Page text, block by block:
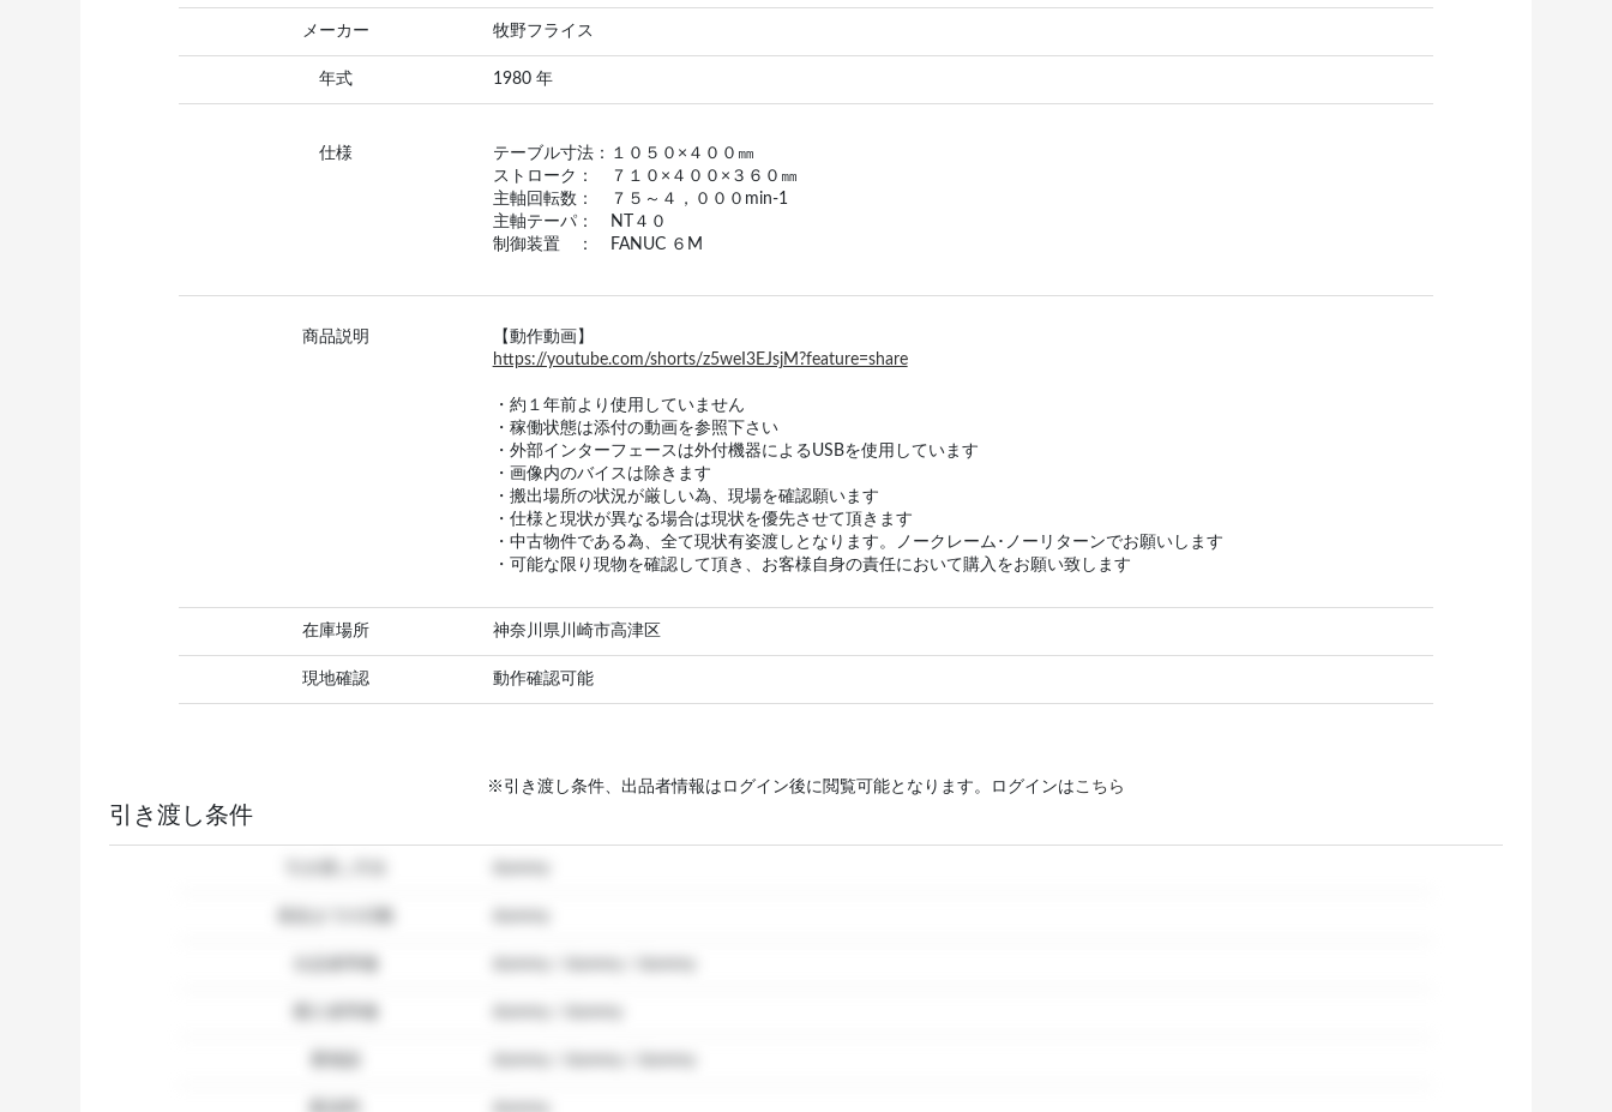
メーカー 牧野フライス
年式 1980 年
仕様
テーブル寸法：１０５０×４００㎜
ストローク： ７１０×４００×３６０㎜
主軸回転数： ７５～４，０００min-1
主軸テーパ： NT４０
制御装置 ： FANUC ６M
商品説明
【動作動画】
https://youtube.com/shorts/z5weI3EJsjM?feature=share
・約１年前より使用していません
・稼働状態は添付の動画を参照下さい
・外部インターフェースは外付機器によるUSBを使用しています
・画像内のバイスは除きます
・搬出場所の状況が厳しい為、現場を確認願います
・仕様と現状が異なる場合は現状を優先させて頂きます
・中古物件である為、全て現状有姿渡しとなります。ノークレーム･ノーリターンでお願いします
・可能な限り現物を確認して頂き、お客様自身の責任において購入をお願い致します
在庫場所 神奈川県川崎市高津区
現地確認 動作確認可能
※引き渡し条件、出品者情報はログイン後に閲覧可能となります。ログインは こちら
引き渡し条件